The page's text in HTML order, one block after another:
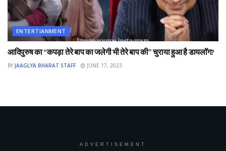
ENTERTIANMENT
आदिपुरुष का “कपड़ा तेरे बाप का जलेगी भी तेरे बाप की” चुराया हुआ है डायलॉग?
BY JAAGLYA BHARAT STAFF JUNE 17, 2023
ADVERTISEMENT